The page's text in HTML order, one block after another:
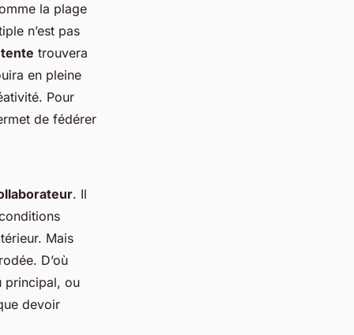
la plage
n’est pas
trouvera
en pleine
Pour
de fédérer
. Il
Mais
D’où
principal, ou
devoir